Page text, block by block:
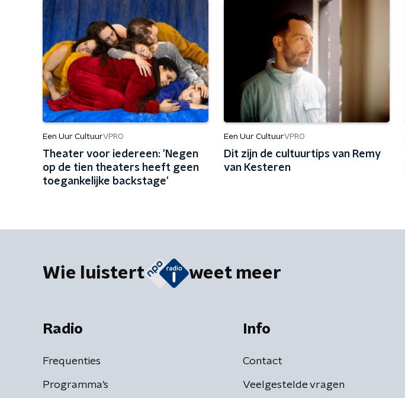
Een Uur CultuurVPRO
Theater voor iedereen: 'Negen
op de tien theaters heeft geen
toegankelijke backstage'
Een Uur CultuurVPRO
Dit zijn de cultuurtips van Remy
van Kesteren
Wie luistert weet meer
Radio
Frequenties
Programma's
Info
Contact
Veelgestelde vragen